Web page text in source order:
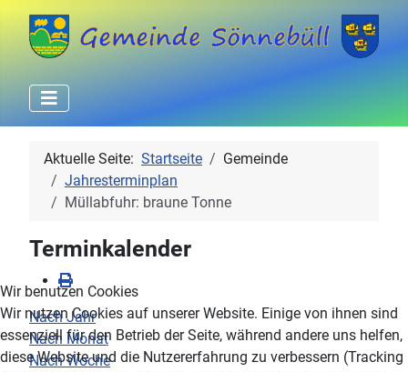
Aktuelle Seite: Startseite
Gemeinde
Jahresterminplan
Müllabfuhr: braune Tonne
Terminkalender
Nach Jahr
Nach Monat
Nach Woche
Wir benutzen Cookies
Wir nutzen Cookies auf unserer Website. Einige von ihnen sind
essenziell für den Betrieb der Seite, während andere uns helfen,
diese Website und die Nutzererfahrung zu verbessern (Tracking